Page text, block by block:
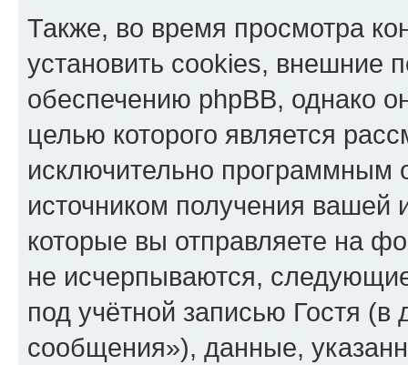
Также, во время просмотра
установить cookies, внешние
обеспечению phpBB, однако
целью которого является
исключительно программным
источником получения
которые вы отправляете на
не исчерпываются,
под учётной записью Гостя
сообщения»), данные,